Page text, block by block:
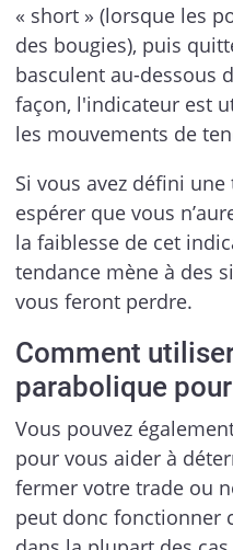
« short » (lorsque les
des bougies), puis
basculent au-dessous
façon, l'indicateur est
les mouvements de
Si vous avez défini
espérer que vous
la faiblesse de cet
tendance mène à des
vous feront perdre.
Comment
parabolique
Vous pouvez
pour vous aider à
fermer votre trade ou
peut donc fonctionner